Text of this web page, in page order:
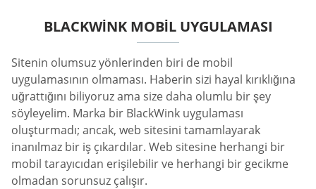
BLACKWINK MOBIL UYGULAMASI
Sitenin olumsuz yönlerinden biri de mobil
uygulamasının olmaması. Haberin sizi hayal kırıklığına
uğrattığını biliyoruz ama size daha olumlu bir şey
söyleyelim. Marka bir BlackWink uygulaması
oluşturmadı; ancak, web sitesini tamamlayarak
inanılmaz bir iş çıkardılar. Web sitesine herhangi bir
mobil tarayıcıdan erişilebilir ve herhangi bir gecikme
olmadan sorunsuz çalışır.